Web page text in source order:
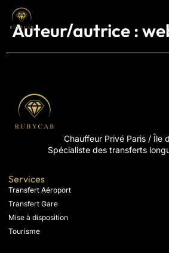
Auteur/autrice :
Chauffeur Privé Paris / Île
Spécialiste des transferts
Services
Transfert Aéroport
Transfert Gare
Mise à disposition
Tourisme